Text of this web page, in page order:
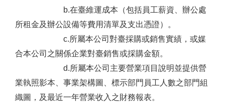
b.在臺維運成本（包括員工薪資、辦公處
所租金及辦公設備等費用清單及支出憑證）。
c.所屬本公司對臺採購或銷售實績，或媒
合本公司之關係企業對臺銷售或採購金額。
d.所屬本公司主要營業項目說明並提供營
業執照影本、事業架構圖、標示部門員工人數之部門組
織圖，及最近一年營業收入之財務報表。